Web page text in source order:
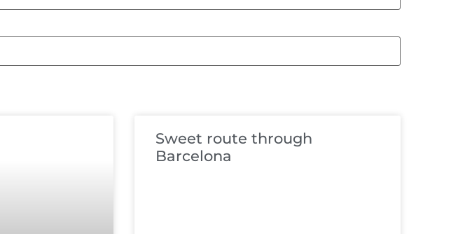
Sweet route through
Barcelona